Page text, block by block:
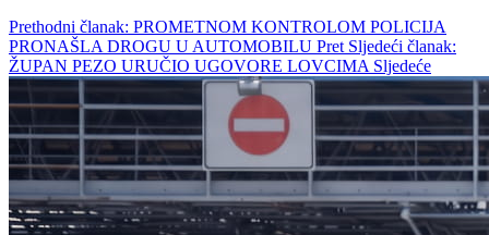
Prethodni članak: PROMETNOM KONTROLOM POLICIJA
PRONAŠLA DROGU U AUTOMOBILU Pret Sljedeći članak:
ŽUPAN PEZO URUČIO UGOVORE LOVCIMA Sljedeće